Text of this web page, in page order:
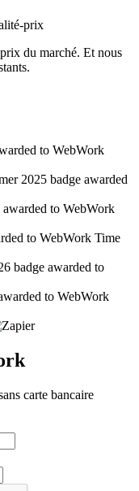
prix
du marché. Et nous
carte bancaire